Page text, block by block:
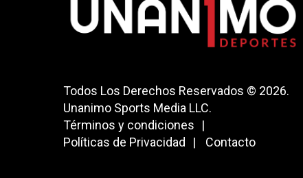
Todos Los Derechos Reservados © 2026.
Unanimo Sports Media LLC.
Términos y condiciones
Políticas de Privacidad
Contacto